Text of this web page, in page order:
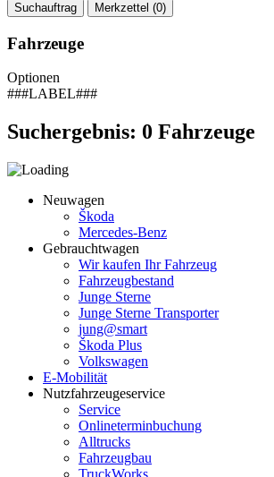
Suchauftrag
Merkzettel (0)
Fahrzeuge
Optionen
###LABEL###
Suchergebnis: 0 Fahrzeuge
Neuwagen
Škoda
Mercedes-Benz
Gebrauchtwagen
Wir kaufen Ihr Fahrzeug
Fahrzeugbestand
Junge Sterne
Junge Sterne Transporter
jung@smart
Škoda Plus
Volkswagen
E-Mobilität
Nutzfahrzeugeservice
Service
Onlineterminbuchung
Alltrucks
Fahrzeugbau